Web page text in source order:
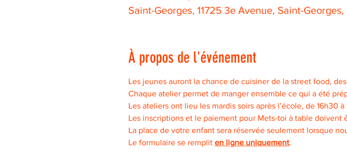
Saint-Georges, 11725 3e Avenue, Saint-
À propos de l'événement
Les jeunes auront la chance de cuisiner de la street food,
Chaque atelier permet de manger ensemble ce qui a été
Les ateliers ont lieu les mardis soirs après l’école, de 16h30 à
Les inscriptions et le paiement pour Mets-toi à table doivent
La place de votre enfant sera réservée seulement lorsque
Le formulaire se remplit en ligne uniquement.